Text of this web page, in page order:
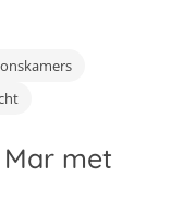
met